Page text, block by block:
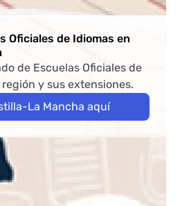
Oficiales de Idiomas en
de Escuelas Oficiales de
y sus extensiones.
La Mancha aquí